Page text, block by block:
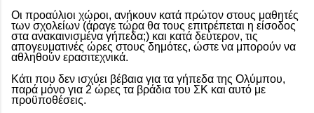
Οι προαύλιοι χώροι, ανήκουν κατά πρώτον στους μαθητές
των σχολείων (άραγε τώρα θα τους επιτρέπεται η είσοδος
στα ανακαινισμένα γήπεδα;) και κατά δεύτερον, τις
απογευματινές ώρες στους δημότες, ώστε να μπορούν να
αθληθούν ερασιτεχνικά.
Κάτι που δεν ισχύει βέβαια για τα γήπεδα της Ολύμπου,
παρά μόνο για 2 ώρες τα βράδια του ΣΚ και αυτό με
προϋποθέσεις.